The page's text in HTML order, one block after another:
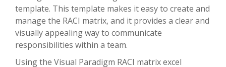
template. This template makes it easy to create and
manage the RACI matrix, and it provides a clear and
visually appealing way to communicate
responsibilities within a team.
Using the Visual Paradigm RACI matrix excel